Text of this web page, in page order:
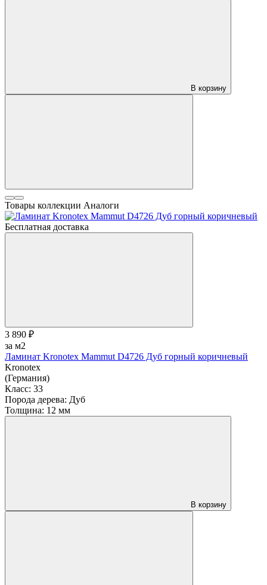
В корзину
Товары коллекции Аналоги
Бесплатная доставка
3 890 ₽
за м2
Ламинат Kronotex Mammut D4726 Дуб горный коричневый
Kronotex
(Германия)
Класс: 33
Порода дерева: Дуб
Толщина: 12 мм
В корзину